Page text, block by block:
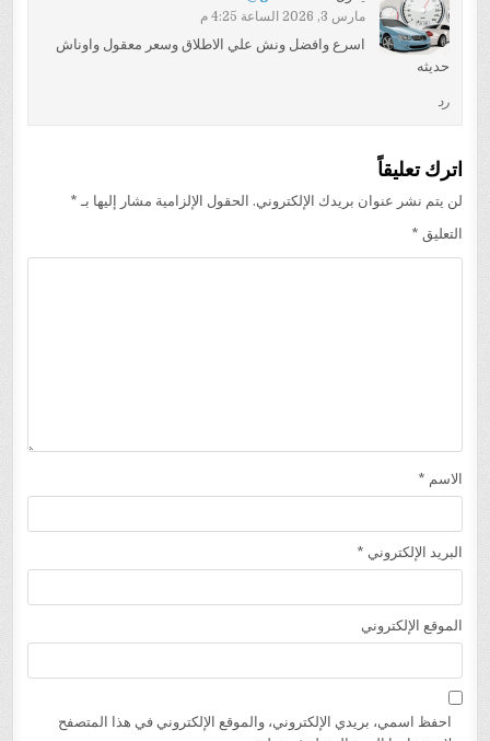
مارس 3, 2026 الساعة 4:25 م
اسرع وافضل ونش علي الاطلاق وسعر معقول واوناش
حديثه
رد
اترك تعليقاً
لن يتم نشر عنوان بريدك الإلكتروني. الحقول الإلزامية مشار إليها بـ *
التعليق *
الاسم *
البريد الإلكتروني *
الموقع الإلكتروني
احفظ اسمي، بريدي الإلكتروني، والموقع الإلكتروني في هذا المتصفح